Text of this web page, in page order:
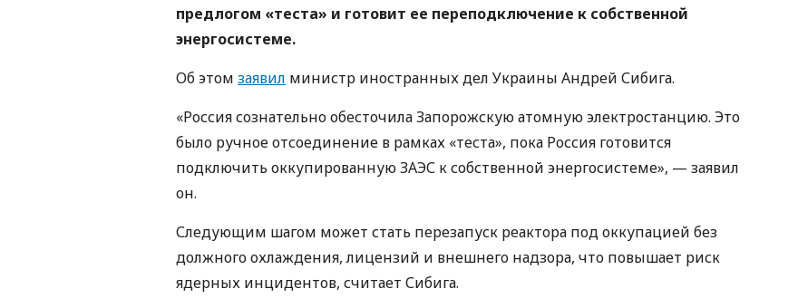
предлогом «теста» и готовит ее переподключение к собственной
энергосистеме.
Об этом заявил министр иностранных дел Украины Андрей Сибига.
«Россия сознательно обесточила Запорожскую атомную электростанцию. Это
было ручное отсоединение в рамках «теста», пока Россия готовится
подключить оккупированную ЗАЭС к собственной энергосистеме», — заявил
он.
Следующим шагом может стать перезапуск реактора под оккупацией без
должного охлаждения, лицензий и внешнего надзора, что повышает риск
ядерных инцидентов, считает Сибига.